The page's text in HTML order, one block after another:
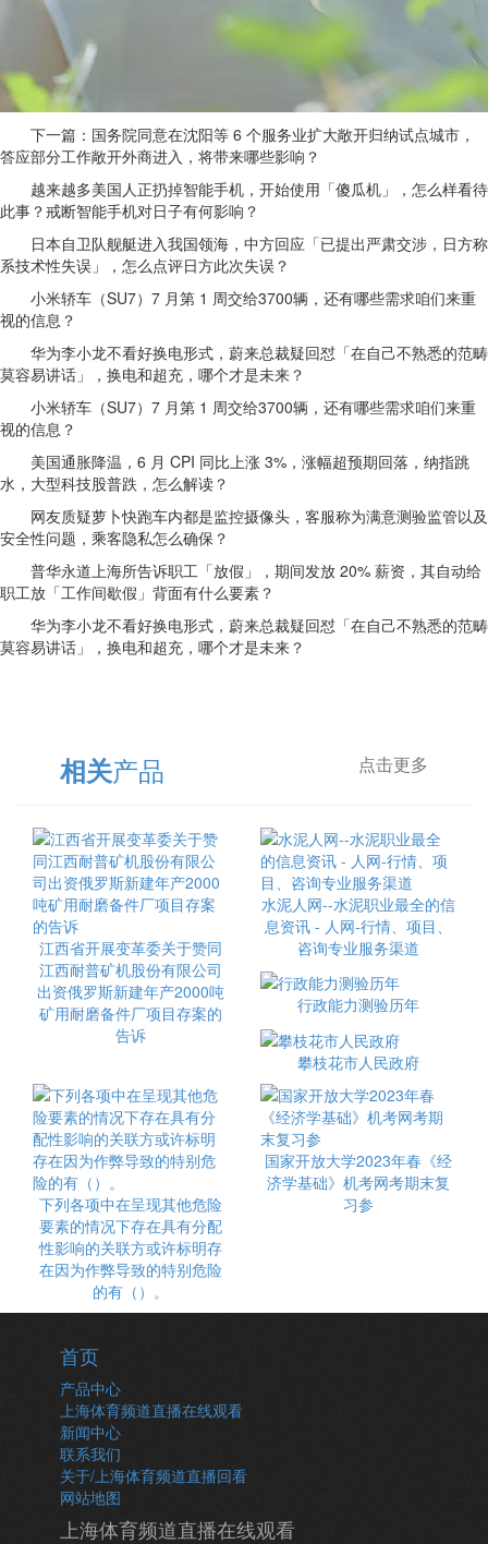
下一篇：国务院同意在沈阳等 6 个服务业扩大敞开归纳试点城市，
答应部分工作敞开外商进入，将带来哪些影响？
越来越多美国人正扔掉智能手机，开始使用「傻瓜机」，怎么样看待
此事？戒断智能手机对日子有何影响？
日本自卫队舰艇进入我国领海，中方回应「已提出严肃交涉，日方称
系技术性失误」，怎么点评日方此次失误？
小米轿车（SU7）7 月第 1 周交给3700辆，还有哪些需求咱们来重
视的信息？
华为李小龙不看好换电形式，蔚来总裁疑回怼「在自己不熟悉的范畴
莫容易讲话」，换电和超充，哪个才是未来？
小米轿车（SU7）7 月第 1 周交给3700辆，还有哪些需求咱们来重
视的信息？
美国通胀降温，6 月 CPI 同比上涨 3%，涨幅超预期回落，纳指跳
水，大型科技股普跌，怎么解读？
网友质疑萝卜快跑车内都是监控摄像头，客服称为满意测验监管以及
安全性问题，乘客隐私怎么确保？
普华永道上海所告诉职工「放假」，期间发放 20% 薪资，其自动给
职工放「工作间歇假」背面有什么要素？
华为李小龙不看好换电形式，蔚来总裁疑回怼「在自己不熟悉的范畴
莫容易讲话」，换电和超充，哪个才是未来？
相关产品 点击更多
江西省开展变革委关于赞同
江西耐普矿机股份有限公司
出资俄罗斯新建年产2000吨
矿用耐磨备件厂项目存案的
告诉
水泥人网--水泥职业最全的信
息资讯 - 人网-行情、项目、
咨询专业服务渠道
行政能力测验历年
攀枝花市人民政府
下列各项中在呈现其他危险
要素的情况下存在具有分配
性影响的关联方或许标明存
在因为作弊导致的特别危险
的有（）。
国家开放大学2023年春《经
济学基础》机考网考期末复
习参
首页
产品中心
上海体育频道直播在线观看
新闻中心
联系我们
关于/上海体育频道直播回看
网站地图
上海体育频道直播在线观看